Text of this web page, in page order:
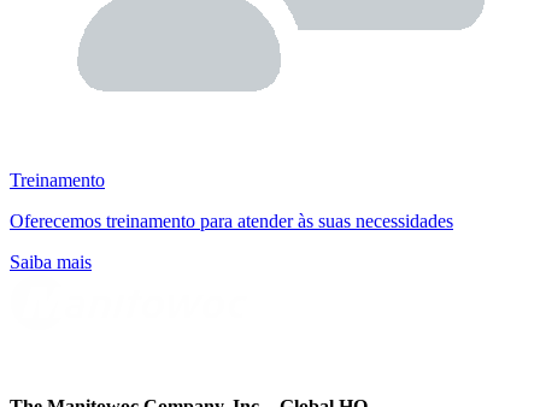
Treinamento
Oferecemos treinamento para atender às suas necessidades
Saiba mais